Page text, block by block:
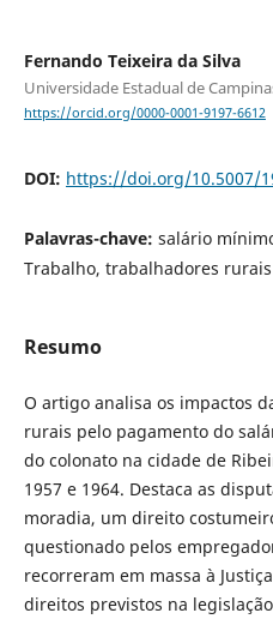
Fernando Teixeira da Silva
Universidade Estadual de
https://orcid.org/0000-0001-9197-6612
DOI: https://doi.org/10.5007/
Palavras-chave: salário
Trabalho, trabalhadores rurais
Resumo
O artigo analisa os impactos
rurais pelo pagamento do
do colonato na cidade de
1957 e 1964. Destaca as
moradia, um direito
questionado pelos
recorreram em massa à
direitos previstos na